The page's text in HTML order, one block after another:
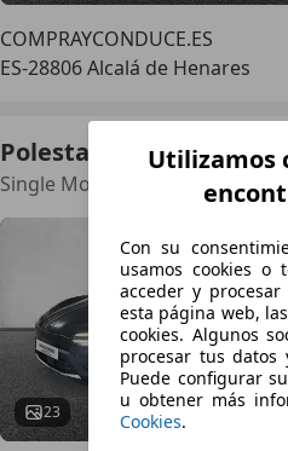
COMPRAYCONDUCE.ES
ES-28806 Alcalá de Henares
Polestar 4
Single Motor Long Range
23
Utilizamos
Con su
usamos cookies o
acceder y
esta página web,
cookies. Algunos
procesar tus
Puede configurar
u obtener más
Cookies.